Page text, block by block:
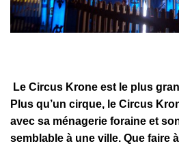
Le Circus Krone est le plus
Plus qu’un cirque, le Circus
avec sa ménagerie foraine et
semblable à une ville. Que faire